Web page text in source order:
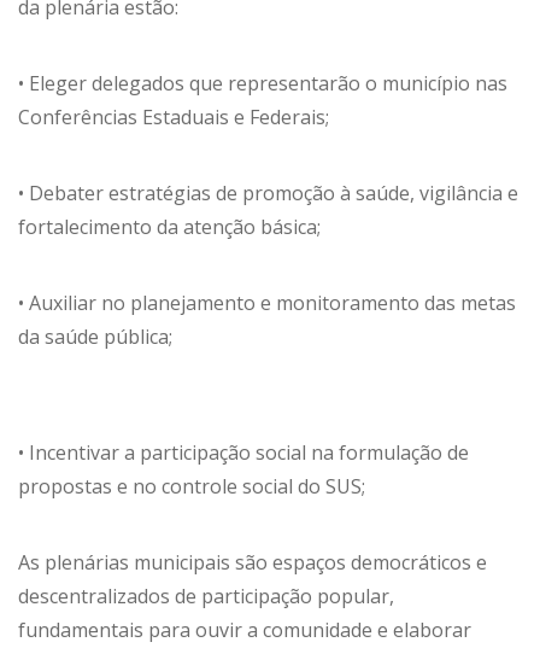
da plenária estão:
• Eleger delegados que representarão o município nas
Conferências Estaduais e Federais;
• Debater estratégias de promoção à saúde, vigilância e
fortalecimento da atenção básica;
• Auxiliar no planejamento e monitoramento das metas
da saúde pública;
• Incentivar a participação social na formulação de
propostas e no controle social do SUS;
As plenárias municipais são espaços democráticos e
descentralizados de participação popular,
fundamentais para ouvir a comunidade e elaborar